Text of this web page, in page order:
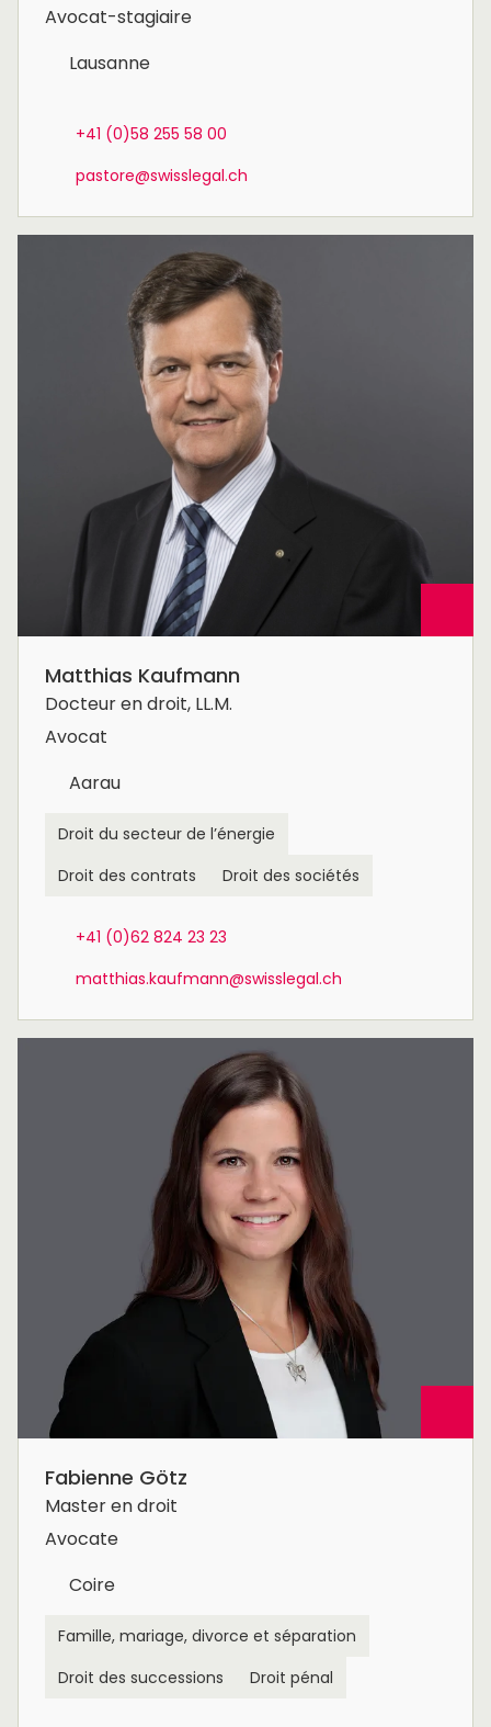
Avocat-stagiaire
Lausanne
+41 (0)58 255 58 00
pastore@swisslegal.ch
Matthias Kaufmann
Docteur en droit, LL.M.
Avocat
Aarau
Droit du secteur de l’énergie
Droit des contrats
Droit des sociétés
+41 (0)62 824 23 23
matthias.kaufmann@swisslegal.ch
Fabienne Götz
Master en droit
Avocate
Coire
Famille, mariage, divorce et séparation
Droit des successions
Droit pénal